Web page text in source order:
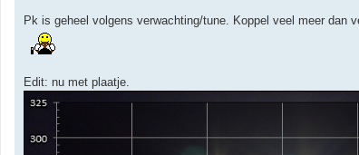
Pk is geheel volgens verwachting/tune. Koppel veel meer dan
Edit: nu met plaatje.